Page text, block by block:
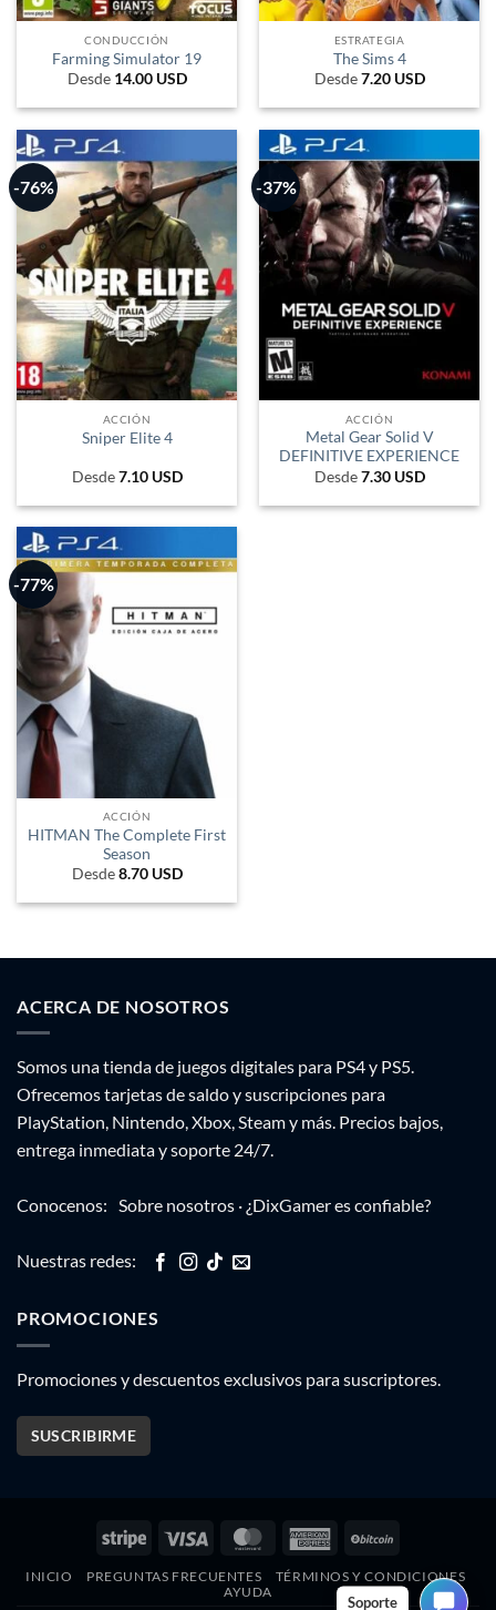
CONDUCCIÓN
Farming Simulator 19
Desde 14.00 USD
ESTRATEGIA
The Sims 4
Desde7.20 USD
-76%
ACCIÓN
Sniper Elite 4
Desde7.10 USD
-37%
ACCIÓN
Metal Gear Solid V
DEFINITIVE EXPERIENCE
Desde7.30 USD
-77%
ACCIÓN
HITMAN The Complete First
Season
Desde8.70 USD
ACERCA DE NOSOTROS
Somos una tienda de juegos digitales para PS4 y PS5.
Ofrecemos tarjetas de saldo y suscripciones para
PlayStation, Nintendo, Xbox, Steam y más. Precios bajos,
entrega inmediata y soporte 24/7.
Conocenos: Sobre nosotros · ¿DixGamer es confiable?
Nuestras redes:
PROMOCIONES
Promociones y descuentos exclusivos para suscriptores.
SUSCRIBIRME
Stripe Visa MasterCardAmerican
INICIO PREGUNTAS FRECUENTES
TÉRMINOS Y CONDICIONES
AYUDA
Soporte